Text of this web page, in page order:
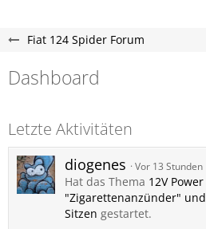
Fiat 124 Spider Forum
Dashboard
Letzte Aktivitäten
diogenes Vor 13 Stunden
Hat das Thema 12V
"Zigarettenanzünder"
Sitzen gestartet.